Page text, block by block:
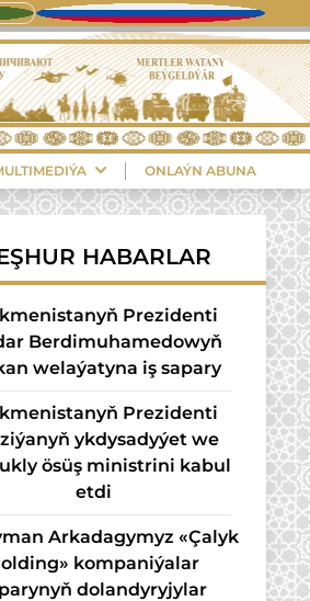
ONLAÝN ABUNA
HABARLAR
Prezidenti
Berdimuhamedowyň
welaýatyna iş sapary
Prezidenti
ykdysadyýet we
ösüş ministrini kabul
etdi
Arkadagymyz «Çalyk
kompaniýalar
dolandyryjylar